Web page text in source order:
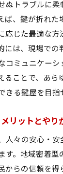
ぬトラブルに柔
ば、鍵が折れた
応じた最適な方
には、現場での
コミュニケー
ることで、あら
きる鍵屋を目指
リットとやり
人々の安心・安
す。地域密着型
からの信頼を得